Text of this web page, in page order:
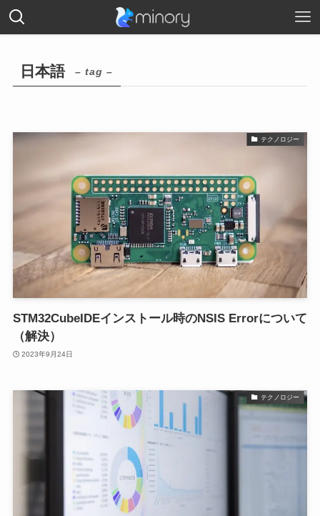
日本語 – tag –
テクノロジー
STM32CubeIDEインストール時のNSIS Errorについて
（解決）
2023年9月24日
テクノロジー